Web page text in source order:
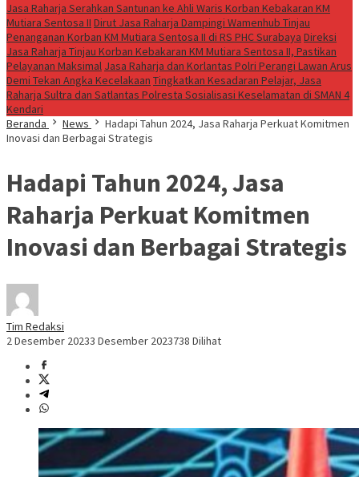
Jasa Raharja Serahkan Santunan ke Ahli Waris Korban Kebakaran KM
Mutiara Sentosa II Dirut Jasa Raharja Dampingi Wamenhub Tinjau
Penanganan Korban KM Mutiara Sentosa II di RS PHC Surabaya Direksi
Jasa Raharja Tinjau Korban Kebakaran KM Mutiara Sentosa II, Pastikan
Pelayanan Maksimal Jasa Raharja dan Korlantas Polri Perangi Lawan Arus
Demi Tekan Angka Kecelakaan Tingkatkan Kesadaran Pelajar, Jasa
Raharja Sultra dan Satlantas Polresta Sosialisasi Keselamatan di SMAN 4
Kendari
Beranda
News
Hadapi Tahun 2024, Jasa Raharja Perkuat Komitmen
Inovasi dan Berbagai Strategis
Hadapi Tahun 2024, Jasa
Raharja Perkuat Komitmen
Inovasi dan Berbagai Strategis
Tim Redaksi
2 Desember 20233 Desember 2023738 Dilihat